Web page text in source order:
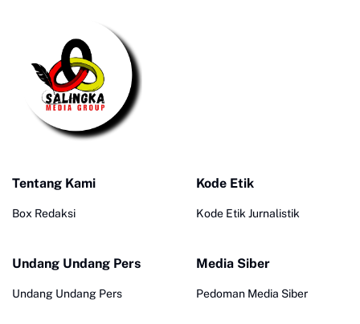
Tentang Kami
Box Redaksi
Kode Etik
Kode Etik Jurnalistik
Undang Undang Pers
Undang Undang Pers
Media Siber
Pedoman Media Siber